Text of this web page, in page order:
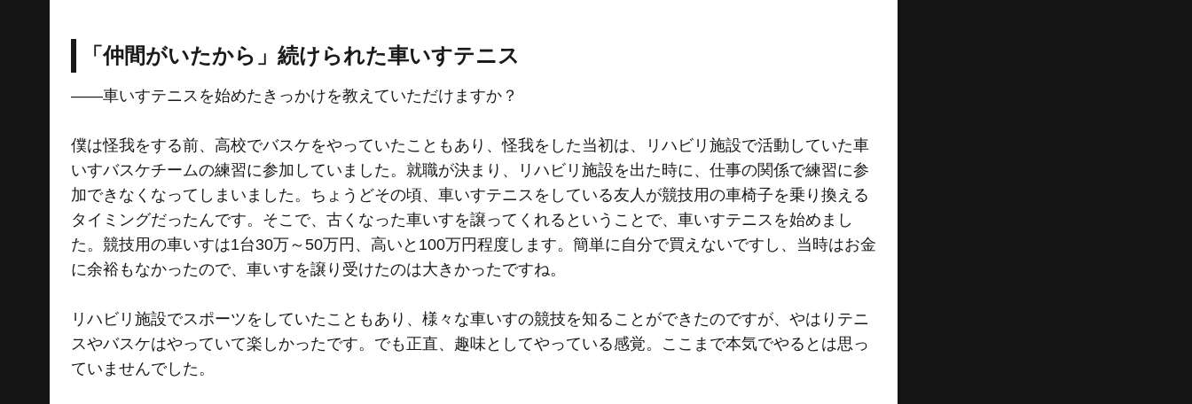
「仲間がいたから」続けられた車いすテニス
――車いすテニスを始めたきっかけを教えていただけますか？
僕は怪我をする前、高校でバスケをやっていたこともあり、怪我をした当初は、リハビリ施設で活動していた車
いすバスケチームの練習に参加していました。就職が決まり、リハビリ施設を出た時に、仕事の関係で練習に参
加できなくなってしまいました。ちょうどその頃、車いすテニスをしている友人が競技用の車椅子を乗り換える
タイミングだったんです。そこで、古くなった車いすを譲ってくれるということで、車いすテニスを始めまし
た。競技用の車いすは1台30万～50万円、高いと100万円程度します。簡単に自分で買えないですし、当時はお金
に余裕もなかったので、車いすを譲り受けたのは大きかったですね。
リハビリ施設でスポーツをしていたこともあり、様々な車いすの競技を知ることができたのですが、やはりテニ
スやバスケはやっていて楽しかったです。でも正直、趣味としてやっている感覚。ここまで本気でやるとは思っ
ていませんでした。